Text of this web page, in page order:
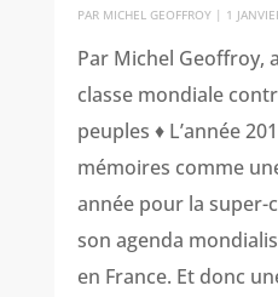
PAR MICHEL GEOFFROY| 1
Par Michel Geoffroy,
classe mondiale
peuples ♦ L’année
mémoires comme
année pour la super-
son agenda
en France. Et donc